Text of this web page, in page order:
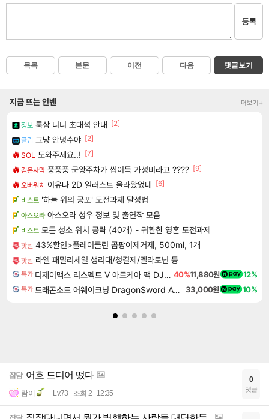
등록
목록 본문 이전 다음 댓글보기
지금 뜨는 인벤 더보기+
정보 룩삼 니니 초대석 안내 [2]
클립 그냥 안녕수야 [2]
SOL 도와주세요..! [7]
검은사막 풍풍풍 군왕주차가 씹이득 가성비라고 ???? [9]
오버워치 이유나 2D 일러스트 올라왔었네 [6]
비스트 '하늘 위의 공포' 도전과제 달성법
아스오라 아스오라 성우 정보 및 출연작 모음
비스트 모든 성소 위치 공략 (40개) - 귀환한 영혼 도전과제
핫딜 43%할인>플레이클린 곰팡이제거제, 500ml, 1개
핫딜 라엘 패밀리세일 생리대/청결제/멜라토닌 등
특가 디제이맥스 리스펙트 V 아르케아 팩 DJMAX RESPECT V Arcaea Pack DLC 40%11,880원 12%
특가 드래곤소드 어웨이크닝 DragonSword Awakening 33,000원 10%
잡담 어흐 드디어 떴다
람이 Lv.73 조회 2 12:35
0
댓글